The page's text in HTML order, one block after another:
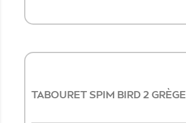
TABOURET SPIM BIRD 2 GRÈGE